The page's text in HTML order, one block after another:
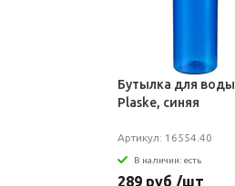
Бутылка для воды
Plaske, синяя
Артикул: 16554.40
В наличии: есть
289 руб /шт